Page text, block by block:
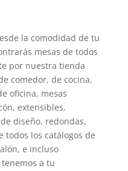
la comodidad de tu
mesas de todos
por nuestra tienda
comedor, de cocina,
oficina, mesas
extensibles,
diseño, redondas,
todos los catálogos de
e incluso
a tu